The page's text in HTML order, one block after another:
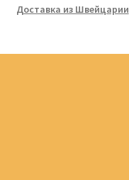
Доставка из Швейцарии